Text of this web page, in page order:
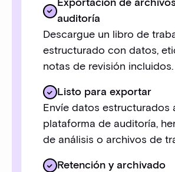
auditoría
Descargue un libro de
estructurado con datos,
notas de revisión incluidos.
Listo para exportar
Envíe datos estructurados
plataforma de auditoría,
de análisis o archivos de
Retención y archivado